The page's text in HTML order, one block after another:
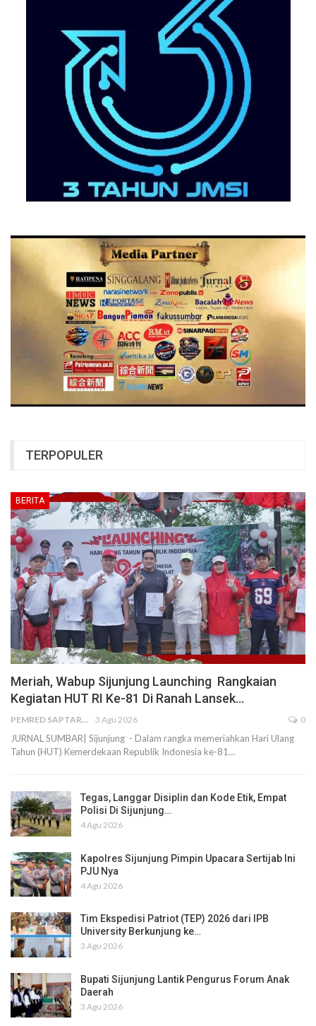
TERPOPULER
BERITA
Meriah, Wabup Sijunjung Launching Rangkaian
Kegiatan HUT RI Ke-81 Di Ranah Lansek…
PEMRED SAPTARIUS 3 Agu 2026 0
JURNAL SUMBAR| Sijunjung - Dalam rangka memeriahkan Hari Ulang
Tahun (HUT) Kemerdekaan Republik Indonesia ke-81…
Tegas, Langgar Disiplin dan Kode Etik, Empat
Polisi Di Sijunjung…
4 Agu 2026
Kapolres Sijunjung Pimpin Upacara Sertijab Ini
PJU Nya
4 Agu 2026
Tim Ekspedisi Patriot (TEP) 2026 dari IPB
University Berkunjung ke…
3 Agu 2026
Bupati Sijunjung Lantik Pengurus Forum Anak
Daerah
3 Agu 2026